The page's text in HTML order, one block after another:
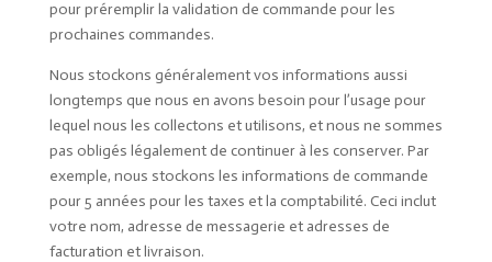
pour préremplir la validation de commande pour les
prochaines commandes.
Nous stockons généralement vos informations aussi
longtemps que nous en avons besoin pour l’usage pour
lequel nous les collectons et utilisons, et nous ne sommes
pas obligés légalement de continuer à les conserver. Par
exemple, nous stockons les informations de commande
pour 5 années pour les taxes et la comptabilité. Ceci inclut
votre nom, adresse de messagerie et adresses de
facturation et livraison.